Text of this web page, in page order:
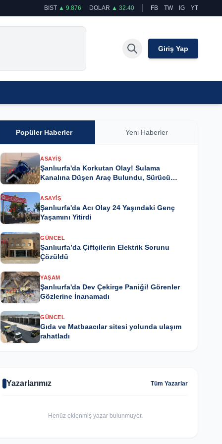
BIST ▲ 9.876 DOLAR ▲ 32.40 FB TW IG YT
Giriş Yap
Popüler Haberler Yeni Haberler
ASAYIŞ
Şanlıurfa'da Korkutan Olay! Sulama
Kanalına Düşen Araç Bulundu, Sürücü
ASAYIŞ
Şanlıurfa'da Acı Olay 24 Yaşındaki Genç
Yaşamını Yitirdi
GÜNCEL
Şanlıurfa’da Çiftçilerin Elektrik Sorunu
Çözüldü
YAŞAM
Şanlıurfa'da Dev Çekirge Paniği! Görenler
Gözlerine İnanamadı
GÜNCEL
Gıda ve Matbaacılar sitesi yolunda ulaşım
rahatladı
Yazarlarımız Tüm Yazarlar
Henüz eklenmiş yazar bulunmuyor.